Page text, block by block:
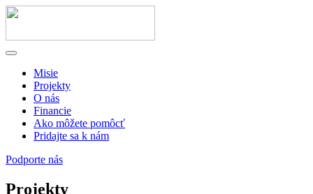
Misie
Projekty
O nás
Financie
Ako môžete pomôcť
Pridajte sa k nám
Podporte nás
Projekty